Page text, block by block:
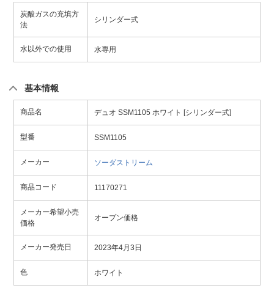
炭酸ガスの充填方
法
シリンダー式
水以外での使用 水専用
基本情報
商品名 デュオ SSM1105 ホワイト [シリンダー式]
型番 SSM1105
メーカー ソーダストリーム
商品コード 11170271
メーカー希望小売
価格
オープン価格
メーカー発売日 2023年4月3日
色 ホワイト